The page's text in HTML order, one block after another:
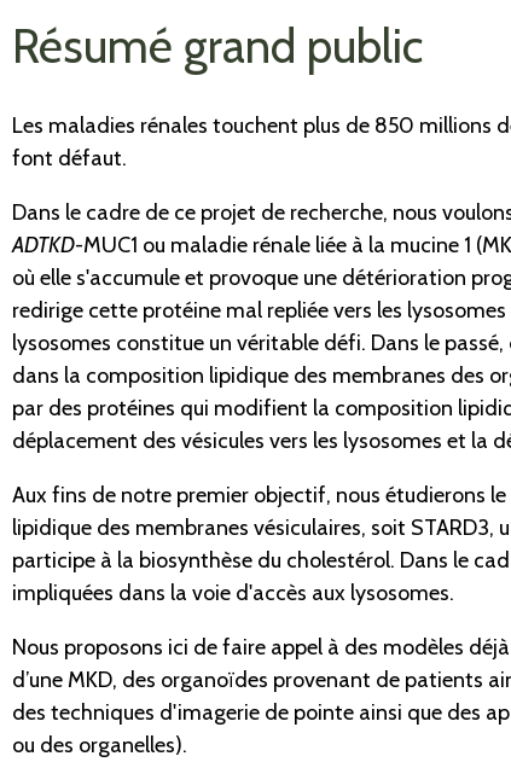
Résumé grand public
Les maladies rénales touchent plus de 850 millions
font défaut.
Dans le cadre de ce projet de recherche, nous
ADTKD-MUC1 ou maladie rénale liée à la mucine 1
où elle s'accumule et provoque une détérioration
redirige cette protéine mal repliée vers les
lysosomes constitue un véritable défi. Dans le
dans la composition lipidique des membranes des
par des protéines qui modifient la composition
déplacement des vésicules vers les lysosomes et la
Aux fins de notre premier objectif, nous étudierons
lipidique des membranes vésiculaires, soit
participe à la biosynthèse du cholestérol. Dans le
impliquées dans la voie d'accès aux lysosomes.
Nous proposons ici de faire appel à des modèles
d’une MKD, des organoïdes provenant de patients
des techniques d'imagerie de pointe ainsi que des
ou des organelles).